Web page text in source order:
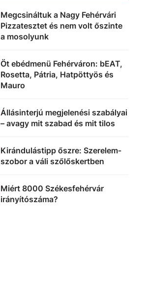
Megcsináltuk a Nagy Fehérvári
Pizzatesztet és nem volt őszinte
a mosolyunk
Öt ebédmenü Fehérváron: bEAT,
Rosetta, Pátria, Hatpöttyös és
Mauro
Állásinterjú megjelenési szabályai
– avagy mit szabad és mit tilos
Kirándulástipp őszre: Szerelem-
szobor a váli szőlőskertben
Miért 8000 Székesfehérvár
irányítószáma?